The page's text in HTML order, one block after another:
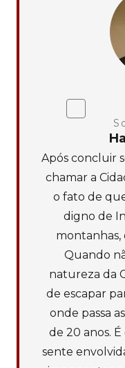
Após concluir
chamar a
o fato de
digno de
montanhas,
Quando
natureza da
de escapar
onde passa
de 20 anos.
sente